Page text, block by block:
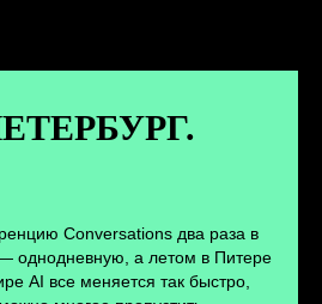
Conversations два раза в
однодневную, а летом в Питере
AI все меняется так быстро,